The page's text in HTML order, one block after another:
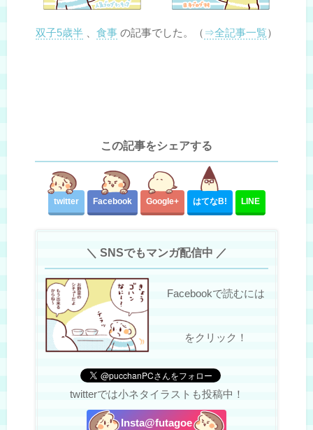
双子5歳半 食事 の記事でした。（ ⇒全記事一覧）
この記事をシェアする
twitter Facebook Google+ はてなB! LINE
＼ SNSでもマンガ配信中 ／
Facebookで読むには
をクリック！
twitterでは小ネタイラストも投稿中！
Insta@futagoe